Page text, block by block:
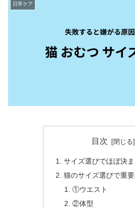
日常ケア
目次
サイズ選びでほぼ決
猫のサイズ選びで重
①ウエスト
②体型